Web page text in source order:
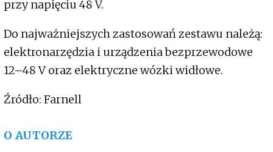
przy napięciu 48 V.
Do najważniejszych zastosowań zestawu należą:
elektronarzędzia i urządzenia bezprzewodowe
12–48 V oraz elektryczne wózki widłowe.
Źródło: Farnell
O AUTORZE